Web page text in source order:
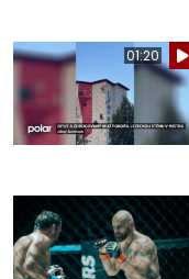
01:20